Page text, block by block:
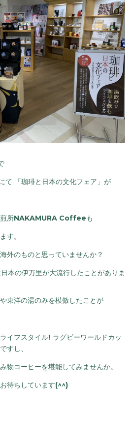
て 「珈琲と日本の文化フェア」が
煎所NAKAMURA Coffeeも
す。
外のものと思っていませんか？
本の伊万里が大流行したことがありま
東洋の湯のみを模倣したことが
イフスタイル❗️ ラグビーワールドカッ
すし、
物コーヒーを堪能してみませんか。
待ちしています(^^)